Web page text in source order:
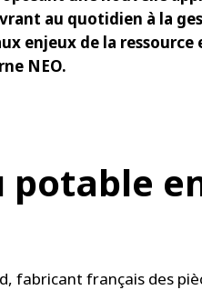
au quotidien à la
enjeux de la
NEO.
potable
fabricant français des